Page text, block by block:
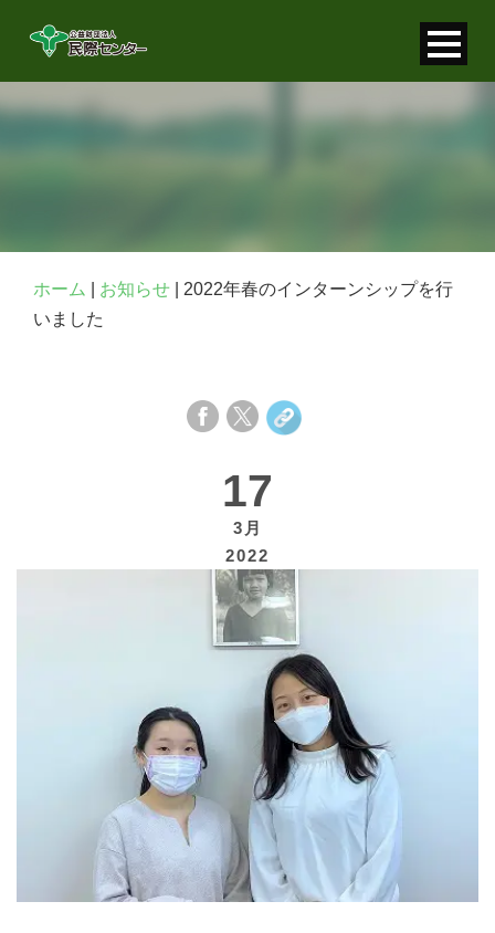
お問い合わせ
寄付する
ホーム お知らせ
2022年春のインターンシップを行
いました
17
3月
2022